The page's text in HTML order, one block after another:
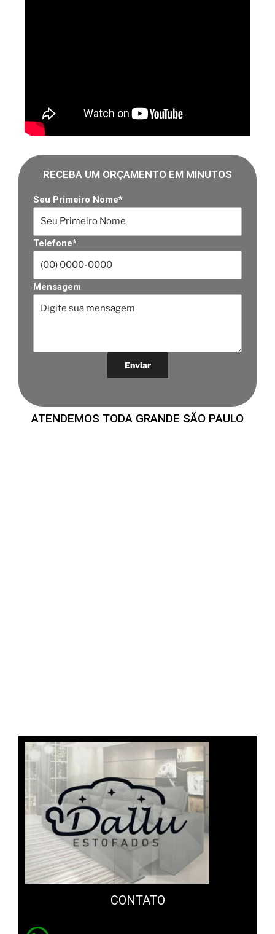
RECEBA UM ORÇAMENTO EM MINUTOS
Seu Primeiro Nome*
Telefone*
Mensagem
ATENDEMOS TODA GRANDE SÃO PAULO
CONTATO